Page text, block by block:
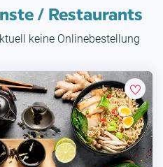
/ Restaurants
keine Onlinebestellung